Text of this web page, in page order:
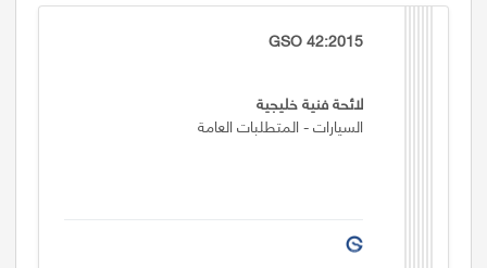
GSO 42:2015
لائحة فنية خليجية
السيارات - المتطلبات العامة